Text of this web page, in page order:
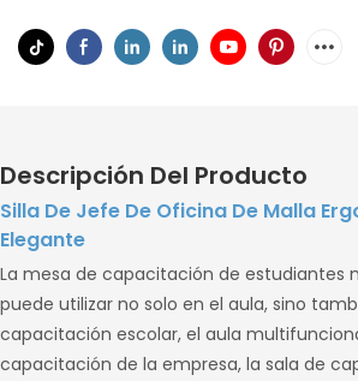
Descripción Del Producto
Silla De Jefe De Oficina De Malla
Elegante
La mesa de capacitación de estudiantes
puede utilizar no solo en el aula, sino
capacitación escolar, el aula
capacitación de la empresa, la sala de